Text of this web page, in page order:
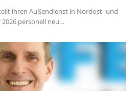
ihren Außendienst in Nordost- und
personell neu…